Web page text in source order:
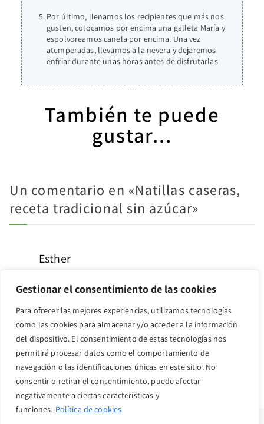
Gestionar el consentimiento de las cookies
Para ofrecer las mejores experiencias, utilizamos tecnologías
como las cookies para almacenar y/o acceder a la información
del dispositivo. El consentimiento de estas tecnologías nos
permitirá procesar datos como el comportamiento de
navegación o las identificaciones únicas en este sitio. No
consentir o retirar el consentimiento, puede afectar
negativamente a ciertas características y
funciones. Política de cookies
Por último, llenamos los recipientes que más nos
gusten, colocamos por encima una galleta María y
espolvoreamos canela por encima. Una vez
atemperadas, llevamos a la nevera y dejaremos
enfriar durante unas horas antes de disfrutarlas
También te puede
gustar...
Un comentario en «Natillas caseras,
receta tradicional sin azúcar»
Esther
lento. ¿Puede ser que la receta necesite más yemas que solo
4?
Los comentarios están cerrados.